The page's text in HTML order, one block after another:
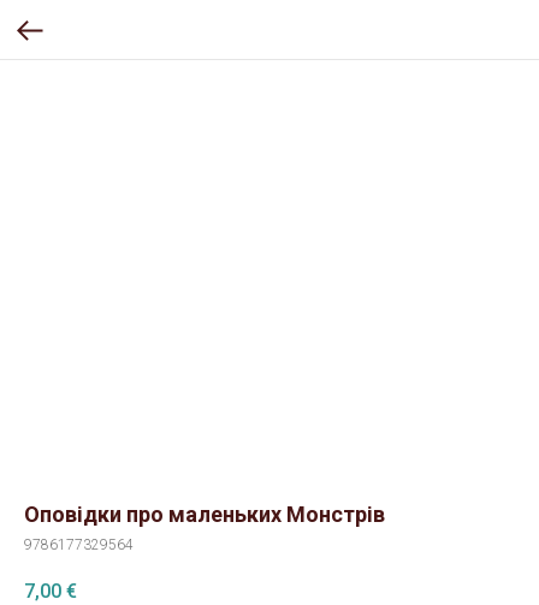
Оповідки про маленьких Монстрів
9786177329564
7,00 €